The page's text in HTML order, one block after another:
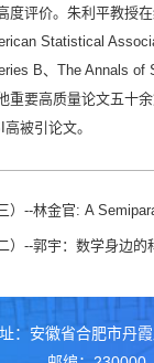
度评价。朱利平教授
Statistical
B、The Annals of
重要高质量论文五十
被引论文。
官: A Semiparametric Threshold
）--郭宇：数学身边的
：安徽省合肥市丹